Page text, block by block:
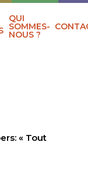
QUI
SOMMES-
NOUS ?
« Tout